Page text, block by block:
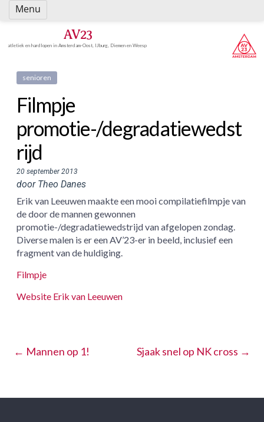
Spring
naar
AV23
atletiek en hardlopen in Amsterdam-Oost, IJburg, Diemen en Weesp
senioren
Filmpje
promotie-/degradatiewedst
rijd
20 september 2013
door Theo Danes
Erik van Leeuwen maakte een mooi compilatiefilmpje van
de door de mannen gewonnen
promotie-/degradatiewedstrijd van afgelopen zondag.
Diverse malen is er een AV’23-er in beeld, inclusief een
fragment van de huldiging.
Filmpje
Website Erik van Leeuwen
← Mannen op 1! Sjaak snel op NK cross →
Menu